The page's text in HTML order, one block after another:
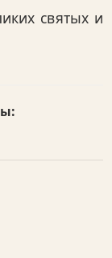
святых и